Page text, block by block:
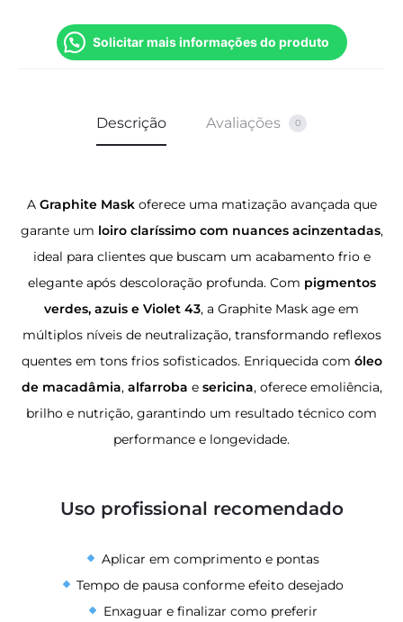
Solicitar mais informações do produto
Descrição Avaliações 0
A Graphite Maskoferece uma matização avançada que
garante um loiro claríssimo com nuances acinzentadas,
ideal para clientes que buscam um acabamento frio e
elegante após descoloração profunda. Com pigmentos
verdes, azuis e Violet 43, a Graphite Mask age em
múltiplos níveis de neutralização, transformando reflexos
quentes em tons frios sofisticados. Enriquecida com óleo
de macadâmia, alfarroba e sericina, oferece emoliência,
brilho e nutrição, garantindo um resultado técnico com
performance e longevidade.
Uso profissional recomendado
Aplicar em comprimento e pontas
Tempo de pausa conforme efeito desejado
Enxaguar e finalizar como preferir